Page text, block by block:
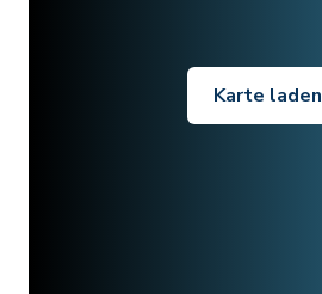
Karte laden